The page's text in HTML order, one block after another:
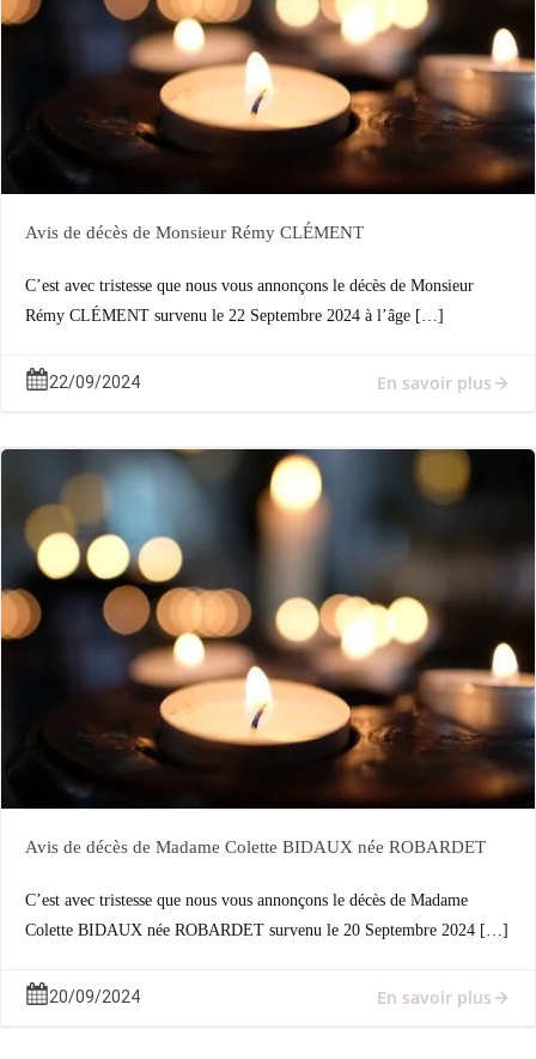
Avis de décès de Monsieur Rémy CLÉMENT
C’est avec tristesse que nous vous annonçons le décès de Monsieur
Rémy CLÉMENT survenu le 22 Septembre 2024 à l’âge […]
22/09/2024 En savoir plus
Avis de décès de Madame Colette BIDAUX née ROBARDET
C’est avec tristesse que nous vous annonçons le décès de Madame
Colette BIDAUX née ROBARDET survenu le 20 Septembre 2024 […]
20/09/2024 En savoir plus